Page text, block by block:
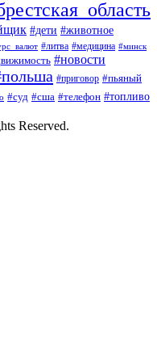
#дети #животное
#литва #медицина #минск
#новости
#приговор #пьяный
#суд #сша #телефон #топливо
Reserved.